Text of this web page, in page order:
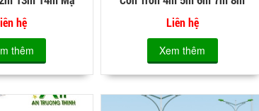
Kẽm Nóng
hệ
thêm
9m 10m 11m 12m
Liên hệ
Xem thêm